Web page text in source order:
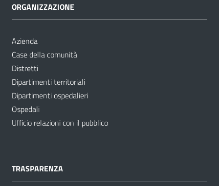
ORGANIZZAZIONE
Azienda
Case della comunità
Distretti
Dipartimenti territoriali
Dipartimenti ospedalieri
Ospedali
Ufficio relazioni con il pubblico
TRASPARENZA